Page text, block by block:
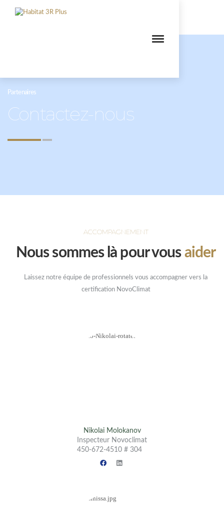
Partenaires
Contactez-nous
ACCOMPAGNEMENT
Nous sommes là pour vous aider
Laissez notre équipe de professionnels vous accompagner vers la
certification NovoClimat
Nikolai Molokanov
Inspecteur Novoclimat
450-672-4510 # 304